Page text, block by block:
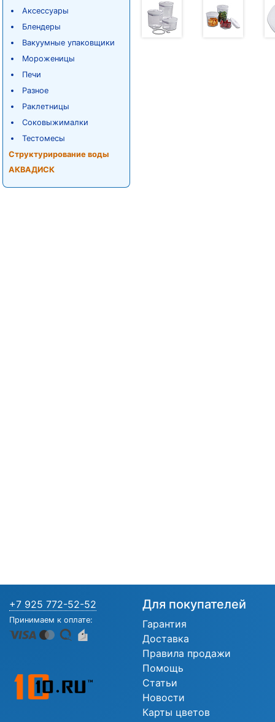
Аксессуары
Блендеры
Вакуумные упаковщики
Мороженицы
Печи
Разное
Раклетницы
Соковыжималки
Тестомесы
Структурирование воды
АКВАДИСК
+7 925 772-52-52
Принимаем к оплате:
Для покупателей
Гарантия
Доставка
Правила продажи
Помощь
Статьи
Новости
Карты цветов